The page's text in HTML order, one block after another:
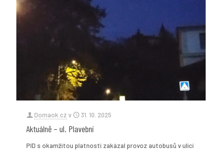
Domaok.cz v 31. 10. 2025
Aktuálně – ul. Plavební
PID s okamžitou platností zakázal provoz autobusů v ulici